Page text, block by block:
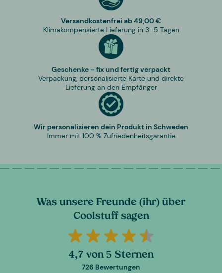
Versandkostenfrei ab 49,00 €
Klimakompensierte Lieferung in 3–5 Tagen
Geschenke – fix und fertig verpackt
Verpackung, personalisierte Karte und direkte
Lieferung an den Empfänger
Wir personalisieren dein Produkt in Schweden
Immer mit 100 % Zufriedenheitsgarantie
Was unsere Freunde (ihr) über
Coolstuff sagen
4,7 von 5 Sternen
726 Bewertungen